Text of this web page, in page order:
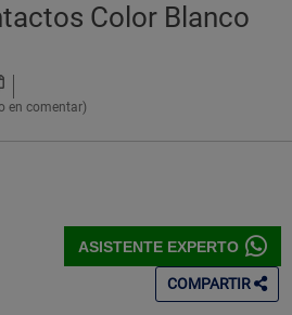
Color Blanco
en comentar)
ASISTENTE EXPERTO
COMPARTIR